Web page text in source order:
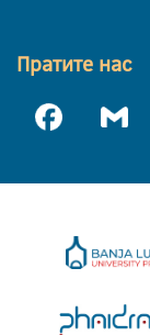
Пратите нас